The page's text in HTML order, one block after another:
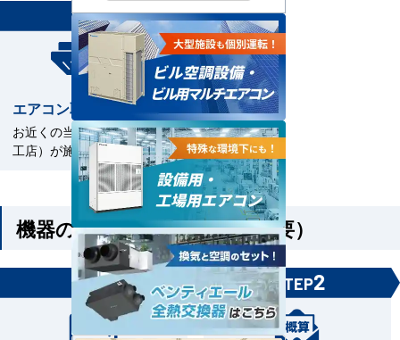
STEP7
エアコン取付工事
お近くの当社指定工事店（直
工店）が施工いたします。
機器のみご購入の方（工事不要）
STEP1 STEP2